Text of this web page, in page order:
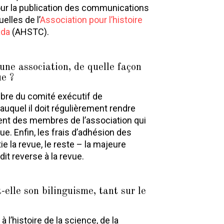
la publication des communications
de l’Association pour l’histoire
(AHSTC).
association, de quelle façon
?
du comité exécutif de
il doit régulièrement rendre
des membres de l’association qui
Enfin, les frais d’adhésion des
la revue, le reste – la majeure
reverse à la revue.
elle son bilinguisme, tant sur le
l’histoire de la science, de la